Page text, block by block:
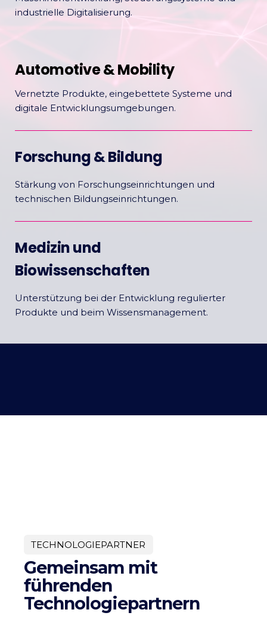
industrielle Digitalisierung.
Automotive & Mobility
Vernetzte Produkte, eingebettete Systeme und
digitale Entwicklungsumgebungen.
Forschung & Bildung
Stärkung von Forschungseinrichtungen und
technischen Bildungseinrichtungen.
Medizin und
Biowissenschaften
Unterstützung bei der Entwicklung regulierter
Produkte und beim Wissensmanagement.
TECHNOLOGIEPARTNER
Gemeinsam mit
führenden
Technologiepartnern